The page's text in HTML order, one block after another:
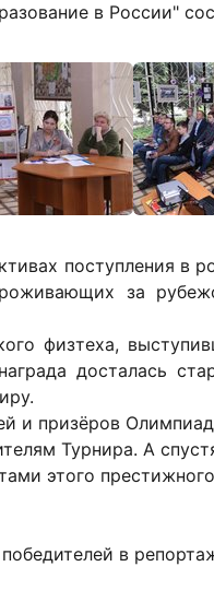
в России"
поступления в
за
физтеха,
досталась
и призёров
Турнира. А
этого
в